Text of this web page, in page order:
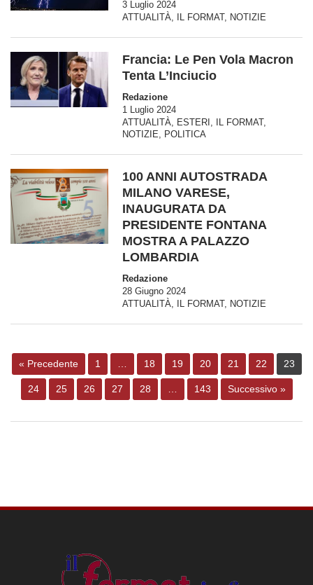
3 Luglio 2024
ATTUALITÀ
IL FORMAT, NOTIZIE
Francia: Le Pen Vola Macron
Tenta L’Inciucio
Redazione
1 Luglio 2024
ATTUALITÀ
ESTERI IL FORMAT,
NOTIZIE
POLITICA
100 ANNI AUTOSTRADA
MILANO VARESE,
INAUGURATA DA
PRESIDENTE FONTANA
MOSTRA A PALAZZO
LOMBARDIA
Redazione
28 Giugno 2024
ATTUALITÀ
IL FORMAT, NOTIZIE
« Precedente 1 18 19 20 21 22 23
24 25 26 27 28 143 Successivo »